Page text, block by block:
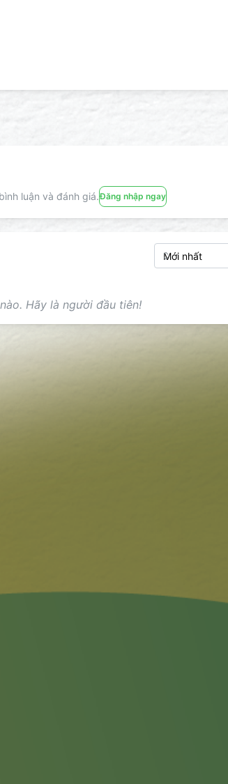
luận và đánh giá.Đăng nhập ngay
Hãy là người đầu tiên!